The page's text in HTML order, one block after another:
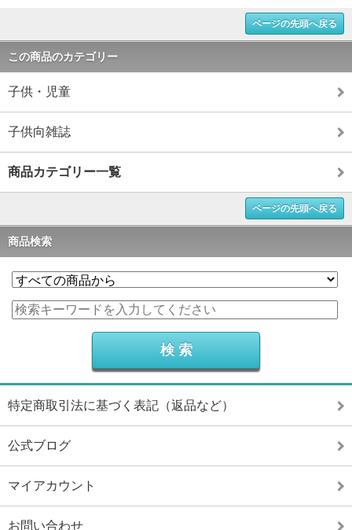
ページの先頭へ戻る
この商品のカテゴリー
子供・児童
子供向雑誌
商品カテゴリー一覧
ページの先頭へ戻る
商品検索
特定商取引法に基づく表記（返品など）
公式ブログ
マイアカウント
お問い合わせ